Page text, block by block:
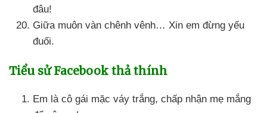
đâu!
Giữa muôn vàn chênh vênh… Xin em đừng yếu
đuối.
Tiểu sử Facebook thả thính
Em là cô gái mặc váy trắng, chấp nhận mẹ mắng